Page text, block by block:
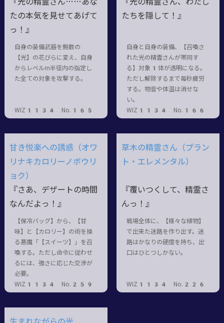
たの本気を見せてあげて
っ！』
自身の装備武器を無数の
【光】の花びらに変え、自身
からレベルm半径内の指定し
た全ての対象を攻撃する。
WIZ1134 No.165
たちを隠して！』
自身と自身の装備、【召喚さ
れた光の精霊さんが帯同す
る】対象1体が透明になる。
ただし解除するまで毎秒疲労
する。物音や体温は消せな
い。
WIZ1134 No.166
甘き悦楽への誘惑（オワ
リナキカロリーノボウリ
ョク）
『さあ、デザートの時間
なんだよっ！』
【保冷バッグ】から、【甘
味】と【カロリー】の術を操
る悪魔「【スイーツ】」を召
喚する。ただし命令に従わせ
るには、強さに応じた交渉が
必要。
WIZ1134 No.259
草木の精霊さん（プラン
ト・エレメンタル）
『覆いつくして、精霊さ
んっ！』
戦場全体に、【様々な植物】
で出来た迷路を作り出す。迷
路はかなりの硬度を持ち、出
口はひとつしかない。
WIZ1134 No.226